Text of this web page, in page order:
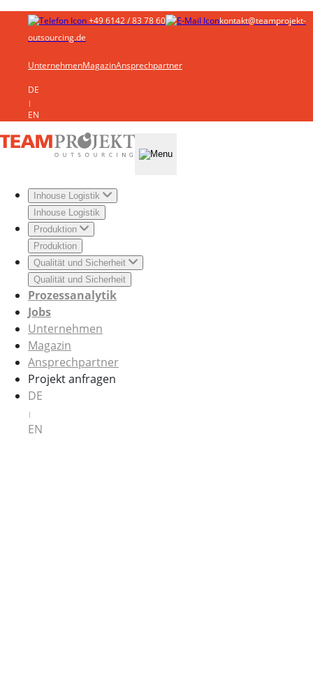
+49 6142 / 83 78 60
kontakt@teamprojekt-
outsourcing.de
UnternehmenMagazinAnsprechpartner
DE
|
EN
Inhouse Logistik
Inhouse Logistik
Produktion
Produktion
Qualität und Sicherheit
Qualität und Sicherheit
Prozessanalytik
Jobs
Unternehmen
Magazin
Ansprechpartner
Projekt anfragen
DE
|
EN